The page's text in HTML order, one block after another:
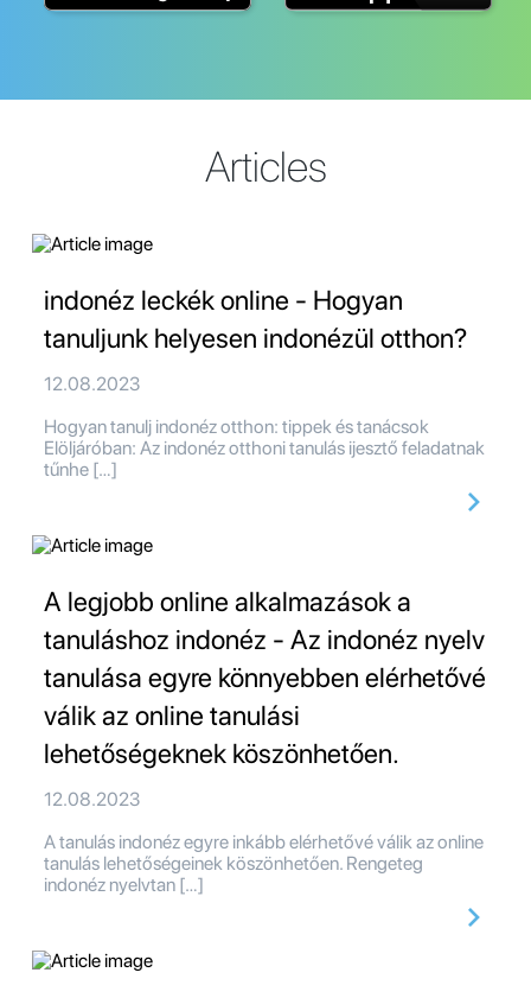
Articles
indonéz leckék online - Hogyan
tanuljunk helyesen indonézül otthon?
12.08.2023
Hogyan tanulj indonéz otthon: tippek és tanácsok
Elöljáróban: Az indonéz otthoni tanulás ijesztő feladatnak
tűnhe […]
A legjobb online alkalmazások a
tanuláshoz indonéz - Az indonéz nyelv
tanulása egyre könnyebben elérhetővé
válik az online tanulási
lehetőségeknek köszönhetően.
12.08.2023
A tanulás indonéz egyre inkább elérhetővé válik az online
tanulás lehetőségeinek köszönhetően. Rengeteg
indonéz nyelvtan […]